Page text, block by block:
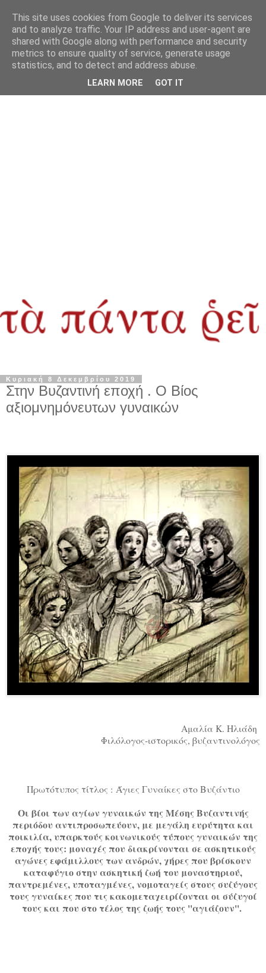
Κυριακή 8 Δεκεμβρίου 2019
Στην Βυζαντινή εποχή . Ο Βίος
αξιομνημόνευτων γυναικών
Αμαλία Κ. Ηλιάδη
Φιλόλογος-ιστορικός, βυζαντινολόγος
Πρωτότυπος τίτλος : Άγιες Γυναίκες στο Βυζάντιο
Οι βίοι των αγίων γυναικών της Μέσης Βυζαντινής
περιόδου αντιπροσωπεύουν, με μεγάλη ευρύτητα και
ποικιλία, υπαρκτούς κοινωνικούς τύπους γυναικών της
εποχής τους: μοναχές που διακρίνονται σε ασκητικούς
αγώνες εφάμιλλους των ανδρών, χήρες που βρίσκουν
καταφύγιο στην ασκητική ζωή του μοναστηριού,
παντρεμένες, υποταγμένες, νομοταγείς στους συζύγους
τους γυναίκες που τις κακομεταχειρίζονται οι σύζυγοί
τους και που στο τέλος της ζωής τους ''αγιάζουν''.
This site uses cookies from Google to deliver its services
and to analyze traffic. Your IP address and user-agent are
shared with Google along with performance and security
metrics to ensure quality of service, generate usage
statistics, and to detect and address abuse.
LEARN MORE GOT IT